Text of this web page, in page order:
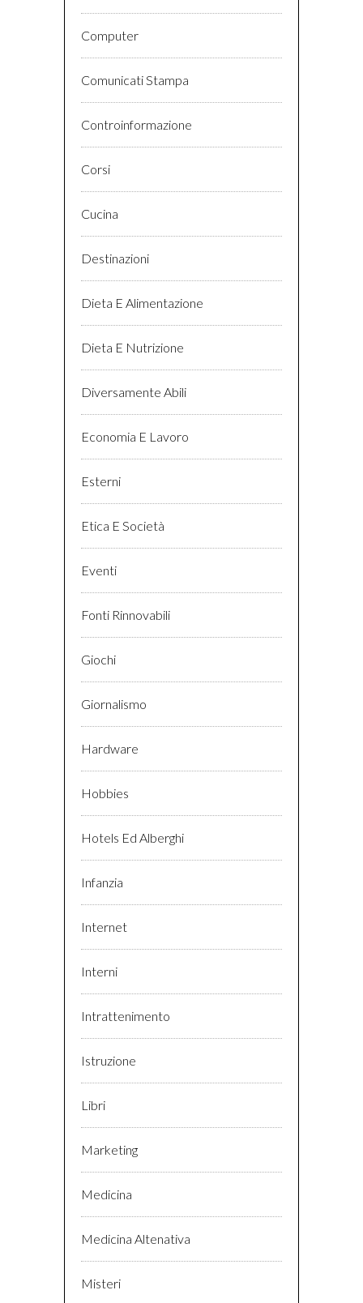
Computer
Comunicati Stampa
Controinformazione
Corsi
Cucina
Destinazioni
Dieta E Alimentazione
Dieta E Nutrizione
Diversamente Abili
Economia E Lavoro
Esterni
Etica E Società
Eventi
Fonti Rinnovabili
Giochi
Giornalismo
Hardware
Hobbies
Hotels Ed Alberghi
Infanzia
Internet
Interni
Intrattenimento
Istruzione
Libri
Marketing
Medicina
Medicina Altenativa
Misteri